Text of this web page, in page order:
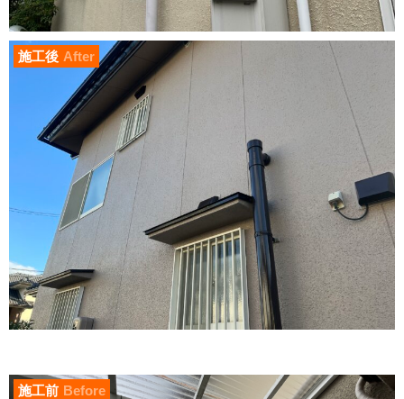
施工後 After
施工前 Before